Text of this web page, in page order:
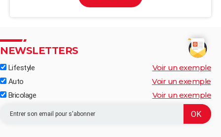
NEWSLETTERS
Lifestyle Voir un exemple
Auto Voir un exemple
Bricolage Voir un exemple